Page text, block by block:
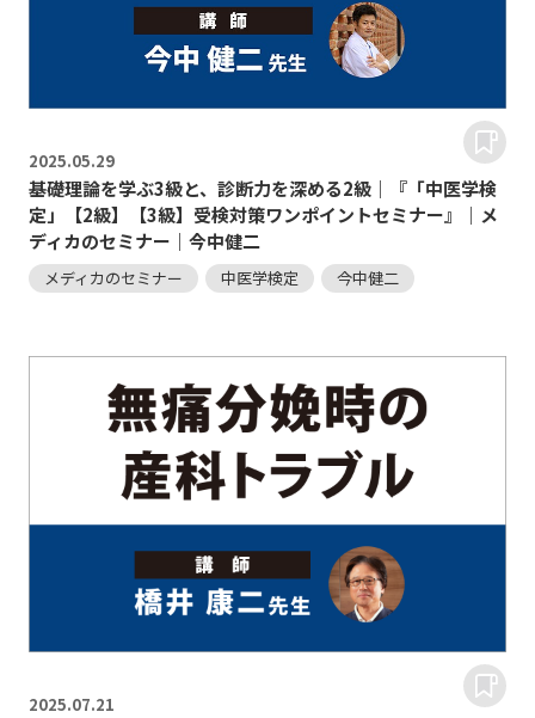
2025.05.29
基礎理論を学ぶ3級と、診断力を深める2級｜『「中医学検
定」【2級】【3級】受検対策ワンポイントセミナー』｜メ
ディカのセミナー｜今中健二
メディカのセミナー 中医学検定 今中健二
2025.07.21